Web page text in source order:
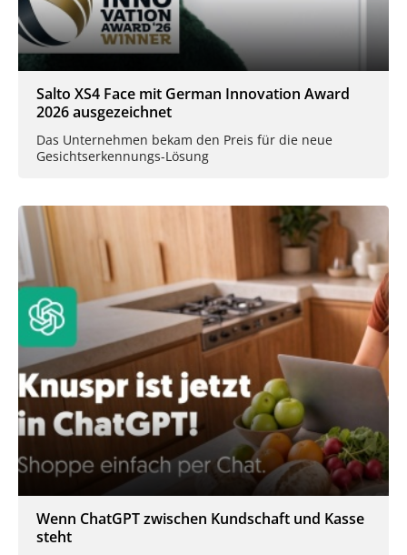
Salto XS4 Face mit German Innovation Award
2026 ausgezeichnet
Das Unternehmen bekam den Preis für die neue
Gesichtserkennungs-Lösung
Wenn ChatGPT zwischen Kundschaft und Kasse
steht